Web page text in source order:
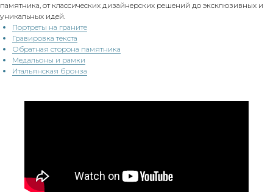
памятника, от классических дизайнерских решений до эксклюзивных и
уникальных идей.
Портреты на граните
Гравировка текста
Обратная сторона памятника
Медальоны и рамки
Итальянская бронза